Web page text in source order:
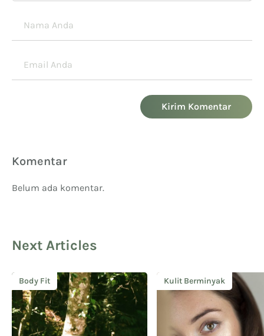
Kirim Komentar
Komentar
Belum ada komentar.
Next Articles
Body Fit Kulit Berminyak